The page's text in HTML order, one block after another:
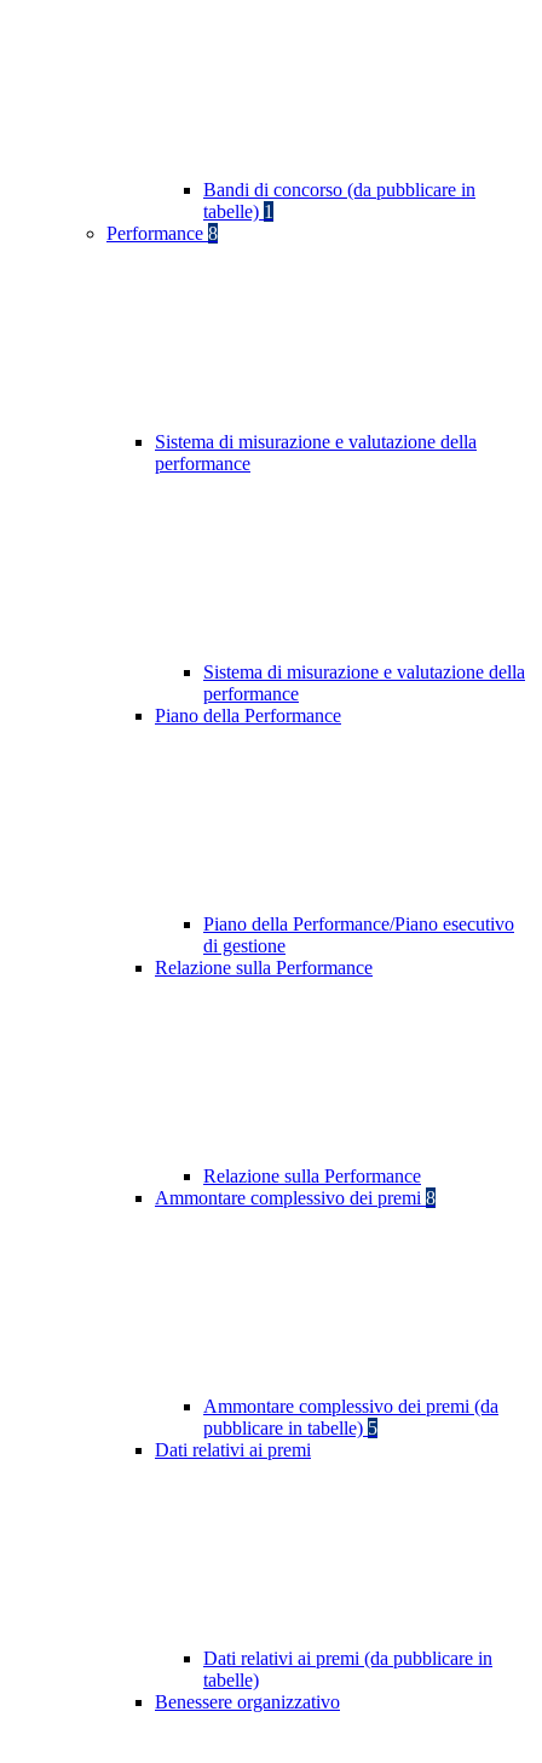
Bandi di concorso (da pubblicare in
tabelle) 1
Performance 8
Sistema di misurazione e valutazione della
performance
Sistema di misurazione e valutazione della
performance
Piano della Performance
Piano della Performance/Piano esecutivo
di gestione
Relazione sulla Performance
Relazione sulla Performance
Ammontare complessivo dei premi 8
Ammontare complessivo dei premi (da
pubblicare in tabelle) 5
Dati relativi ai premi
Dati relativi ai premi (da pubblicare in
tabelle)
Benessere organizzativo